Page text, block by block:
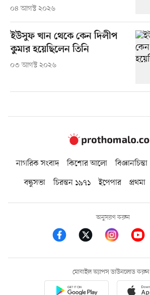
০৪ আগস্ট ২০২৬
ইউসুফ খান থেকে কেন দিলীপ
কুমার হয়েছিলেন তিনি
০৩ আগস্ট ২০২৬
নাগরিক সংবাদ কিশোর আলো বিজ্ঞানচিন্তা
বন্ধুসভা
চিরন্তন ১৯৭১ ইপেপার প্রথমা
অনুসরণ করুন
মোবাইল অ্যাপস ডাউনলোড করুন